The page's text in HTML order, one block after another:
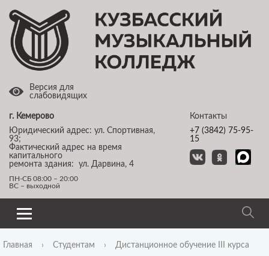
г. Кемерово
Юридический адрес: ул. Спортивная,
93;
Фактический адрес на время
капитального
ремонта здания: ул. Дарвина, 4
ПН-СБ 08:00 – 20:00
ВС – выходной
Контакты
+7 (3842) 75-95-
15
Версия для
слабовидящих
Главная › Студентам › Дистанционное обучение III курса